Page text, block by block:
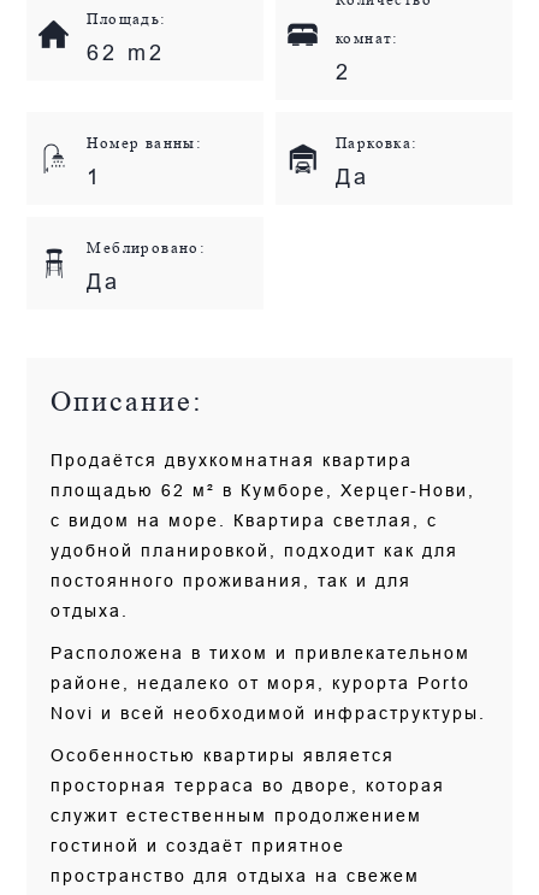
Площадь:
62 m2
комнат:
2
Номер ванны:
1
Парковка:
Да
Меблировано:
Да
Описание:
Продаётся двухкомнатная квартира
площадью 62 м² в Кумборе, Херцег-Нови,
с видом на море. Квартира светлая, с
удобной планировкой, подходит как для
постоянного проживания, так и для
отдыха.
Расположена в тихом и привлекательном
районе, недалеко от моря, курорта Porto
Novi и всей необходимой инфраструктуры.
Особенностью квартиры является
просторная терраса во дворе, которая
служит естественным продолжением
гостиной и создаёт приятное
пространство для отдыха на свежем